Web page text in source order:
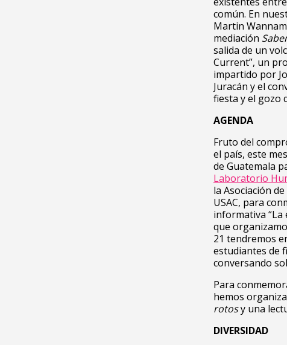
común. En
Martin
mediación
salida de un
Current”, un
impartido por
Juracán y el
fiesta y el gozo
AGENDA
Fruto del
el país, este
de Guatemala
Laboratorio
la Asociación
USAC, para
informativa
que
21 tendremos
estudiantes de
conversando
Para
hemos
rotosy una
DIVERSIDAD